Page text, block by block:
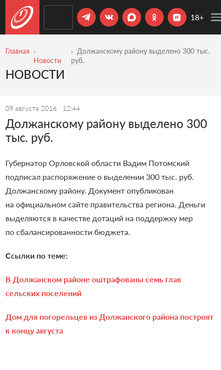
18+
Главная
Новости
Должанскому району выделено 300 тыс.
руб.
НОВОСТИ
09 августа 2016 12:44
Должанскому району выделено 300
тыс. руб.
Губернатор Орловской области Вадим Потомский
подписал распоряжение о выделении 300 тыс. руб.
Должанскому району. Документ опубликован
на официальном сайте правительства региона. Деньги
выделяются в качестве дотаций на поддержку мер
по сбалансированности бюджета.
Ссылки по теме:
В Должанском районе оштрафованы семь глав
сельских поселений
Дом для погорельцев из Должанского района построят
к концу августа